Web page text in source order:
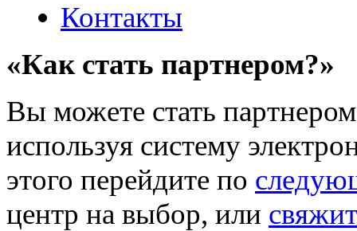
Контакты
«Как стать партнером?»
Вы можете стать
используя систему
этого перейдите по
центр на выбор, или